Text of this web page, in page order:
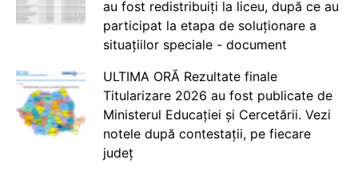
au fost redistribuiți la liceu, după ce au
participat la etapa de soluționare a
situațiilor speciale - document
ULTIMA ORĂ Rezultate finale
Titularizare 2026 au fost publicate de
Ministerul Educației și Cercetării. Vezi
notele după contestații, pe fiecare
județ